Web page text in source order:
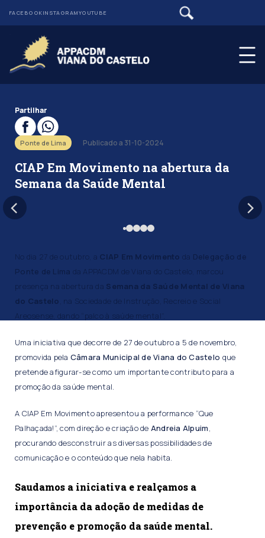
FACEBOOKINSTAGRAMYOUTUBE
Partilhar
Ponte de Lima Publicado a 31-10-2024
CIAP Em Movimento na abertura da
Semana da Saúde Mental
No dia 27 de outubro, a CIAP Em Movimento da Delegação de
Ponte de Lima da APPACDM de Viana do Castelo, marcou
presença na abertura da Semana da Saúde Mental de Viana
do Castelo , na Sociedade de Instrução, Recreio e Social
Areosense, dando “palco à saúde mental”.
Uma iniciativa que decorre de 27 de outubro a 5 de novembro,
promovida pela Câmara Municipal de Viana do Castelo que
pretende afigurar-se como um importante contributo para a
promoção da saúde mental.
A CIAP Em Movimento apresentou a performance “Que
Palhaçada!”, com direção e criação de Andreia Alpuim,
procurando desconstruir as diversas possibilidades de
comunicação e o conteúdo que nela habita.
Saudamos a iniciativa e realçamos a
importância da adoção de medidas de
prevenção e promoção da saúde mental.